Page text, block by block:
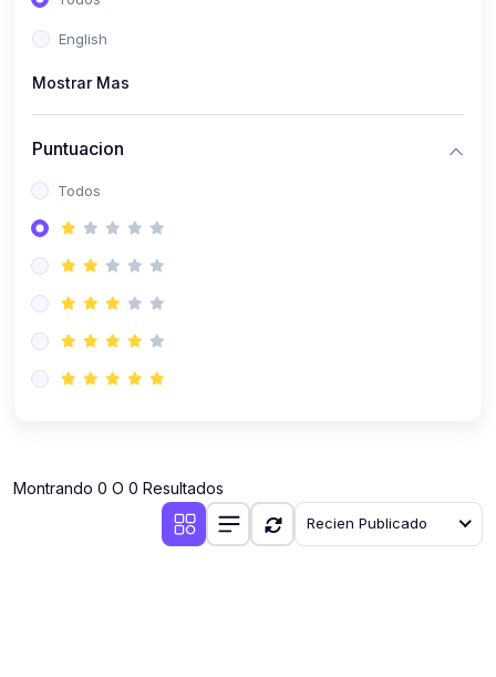
Contabilidad
Derecho y Legislación
Emprendedores
English
Mostrar Mas
Puntuacion
Todos
Montrando 0 O 0 Resultados
Recien Publicado